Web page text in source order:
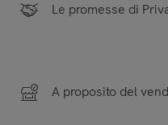
Le promesse di
A proposito del